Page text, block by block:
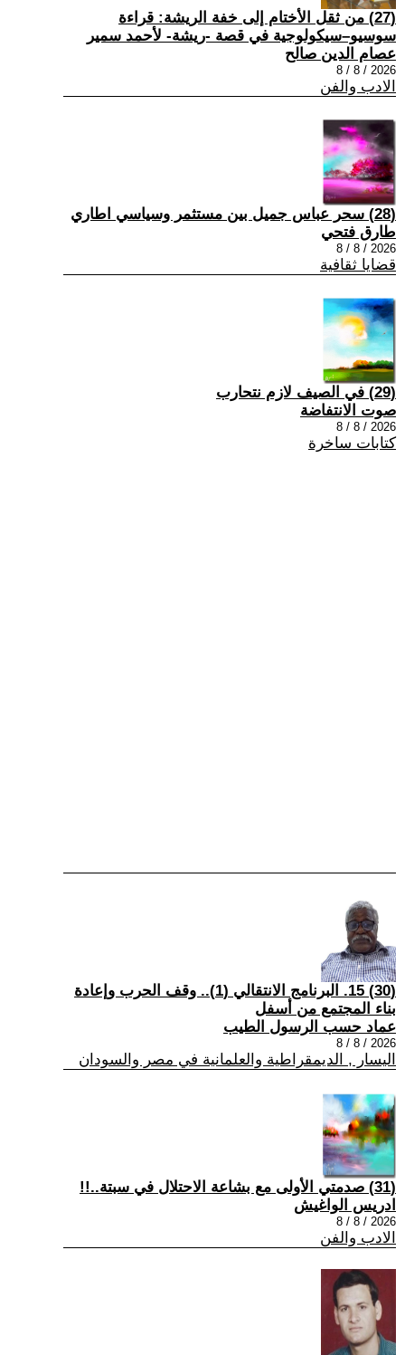
(27) من ثقل الأختام إلى خفة الريشة: قراءة
سوسيو–سيكولوجية في قصة -ريشة- لأحمد سمير
عصام الدين صالح
2026 / 8 / 8
الادب والفن
(28) سحر عباس جميل بين مستثمر وسياسي اطاري
طارق فتحي
2026 / 8 / 8
قضايا ثقافية
(29) في الصيف لازم نتحارب
صوت الانتفاضة
2026 / 8 / 8
كتابات ساخرة
(30) 15. البرنامج الانتقالي (1).. وقف الحرب وإعادة
بناء المجتمع من أسفل
عماد حسب الرسول الطيب
2026 / 8 / 8
اليسار , الديمقراطية والعلمانية في مصر والسودان
(31) صدمتي الأولى مع بشاعة الاحتلال في سبتة..!!
ادريس الواغيش
2026 / 8 / 8
الادب والفن